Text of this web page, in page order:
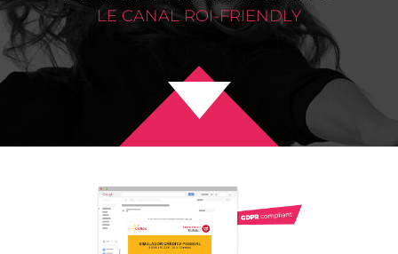
LE CANAL ROI-FRIENDLY